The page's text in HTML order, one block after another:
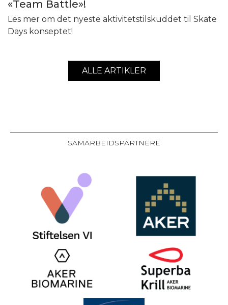
«Team Battle»!
Les mer om det nyeste aktivitetstilskuddet til Skate
Days konseptet!
ALLE ARTIKLER
SAMARBEIDSPARTNERE